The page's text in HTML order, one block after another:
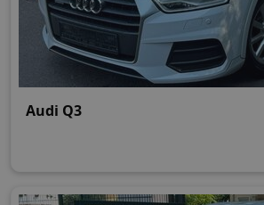
Audi Q3